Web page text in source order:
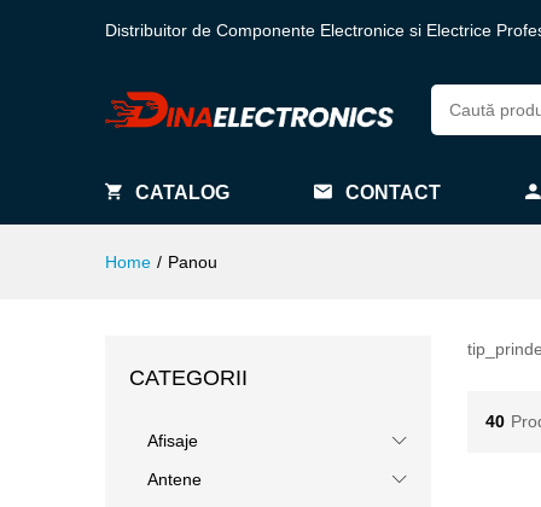
Distribuitor de Componente Electronice si Electrice
CATALOG CONTACT
Home / Panou
40
CATEGORII
Afisaje
Antene